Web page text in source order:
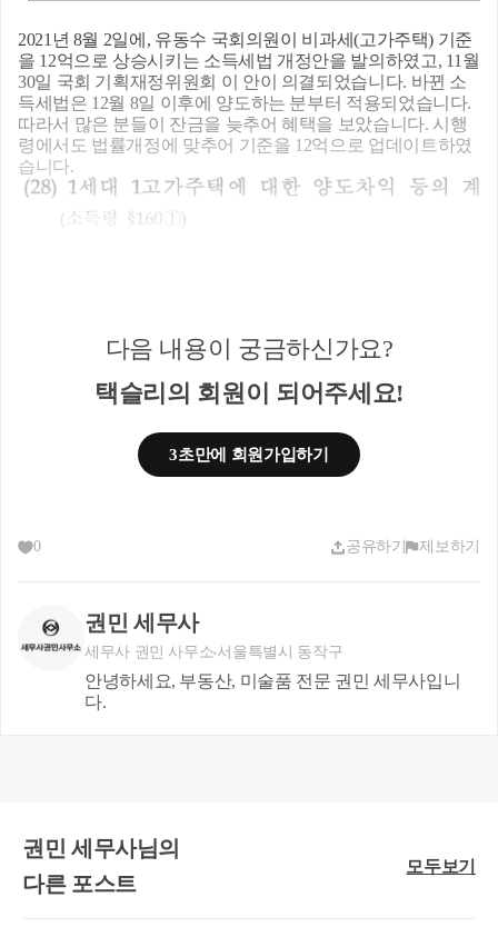
​2021년 8월 2일에, 유동수 국회의원이 비과세(고가주택) 기준
을 12억으로 상승시키는 소득세법 개정안을 발의하였고, 11월
30일 국회 기획재정위원회 이 안이 의결되었습니다. 바뀐 소
득세법은 12월 8일 이후에 양도하는 분부터 적용되었습니다.
따라서 많은 분들이 잔금을 늦추어 혜택을 보았습니다. 시행
령에서도 법률개정에 맞추어 기준을 12억으로 업데이트하였
습니다.
다음 내용이 궁금하신가요?
택슬리의 회원이 되어주세요!
3초만에 회원가입하기
0 공유하기 제보하기
권민 세무사
세무사 권민 사무소 서울특별시 동작구
안녕하세요, 부동산, 미술품 전문 권민 세무사입니
다.
권민 세무사님의
다른 포스트
모두보기